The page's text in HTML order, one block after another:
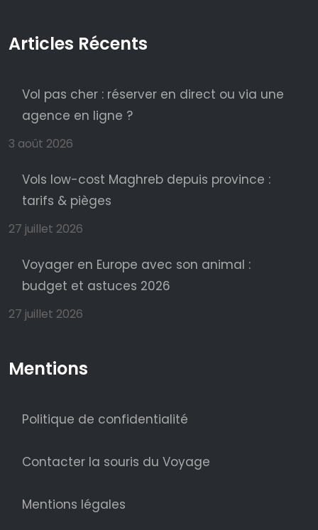
Articles Récents
Vol pas cher : réserver en direct ou via une
agence en ligne ?
3 août 2026
Vols low-cost Maghreb depuis province :
tarifs & pièges
27 juillet 2026
Voyager en Europe avec son animal :
budget et astuces 2026
27 juillet 2026
Mentions
Politique de confidentialité
Contacter la souris du Voyage
Mentions légales